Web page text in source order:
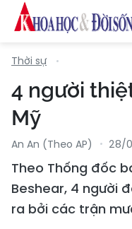
Thời sự
4 người
Mỹ
An An (Theo AP) 28/
Theo Thống đốc
Beshear, 4 người
ra bởi các trận